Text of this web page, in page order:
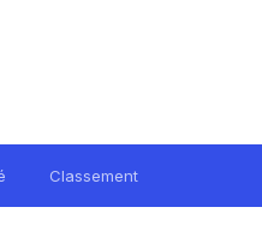
Classement